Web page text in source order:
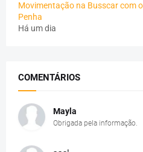
Movimentação na Busscar com
Penha
Há um dia
COMENTÁRIOS
Mayla
Obrigada pela informação.